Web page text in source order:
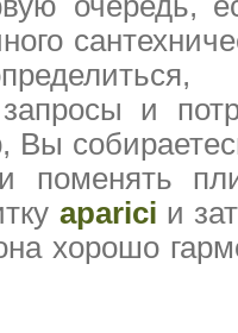
и
Вы
поменять
aparici и
хорошо